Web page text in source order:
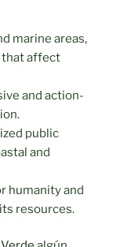
marine areas,
that affect
and action-
public
and
humanity and
resources.